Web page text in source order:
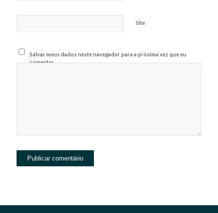
Site
Salvar meus dados neste navegador para a próxima vez que eu
comentar.